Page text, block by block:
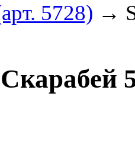
5728) →